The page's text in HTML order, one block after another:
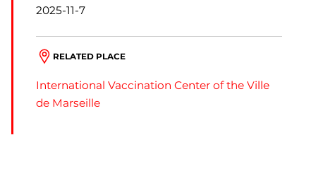
2025-11-7
RELATED PLACE
International Vaccination Center of the Ville
de Marseille